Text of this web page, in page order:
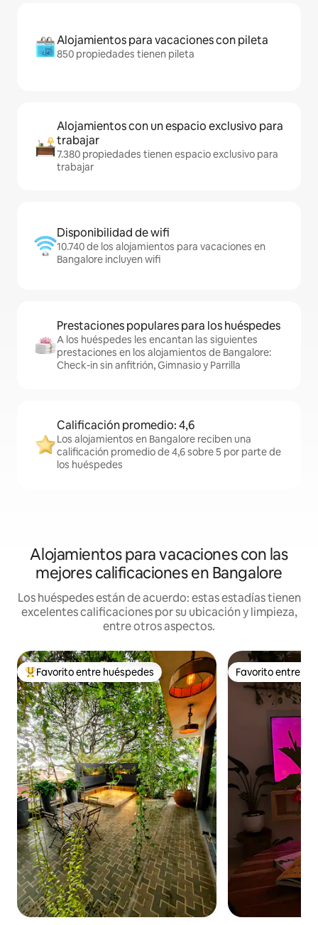
Alojamientos para vacaciones con pileta
850 propiedades tienen pileta
Alojamientos con un espacio exclusivo para
trabajar
7.380 propiedades tienen espacio exclusivo para
trabajar
Disponibilidad de wifi
10.740 de los alojamientos para vacaciones en
Bangalore incluyen wifi
Prestaciones populares para los huéspedes
A los huéspedes les encantan las siguientes
prestaciones en los alojamientos de Bangalore:
Check-in sin anfitrión, Gimnasio y Parrilla
Calificación promedio: 4,6
Los alojamientos en Bangalore reciben una
calificación promedio de 4,6 sobre 5 por parte de
los huéspedes
Alojamientos para vacaciones con las
mejores calificaciones en Bangalore
Los huéspedes están de acuerdo: estas estadías tienen
excelentes calificaciones por su ubicación y limpieza,
entre otros aspectos.
Favorito entre los huéspedes más destacados
Favorito entre huéspedes Favorito entre
Favorito entre